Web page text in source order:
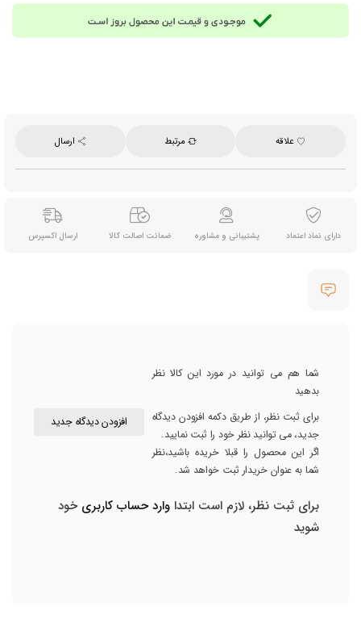
علاقه مرتبط ارسال
دارای نماد اعتماد پشتیبانی و مشاوره ضمانت اصالت کالا ارسال اکسپرس
شما هم می توانید در مورد این کالا نظر
بدهید
برای ثبت نظر، از طریق دکمه افزودن دیدگاه
جدید، می توانید نظر خود را ثبت نمایید.
اگر این محصول را قبلا خریده باشید،نظر
شما به عنوان خریدار ثبت خواهد شد.
افزودن دیدگاه جدید
برای ثبت نظر، لازم است ابتدا وارد حساب کاربریخود
شوید